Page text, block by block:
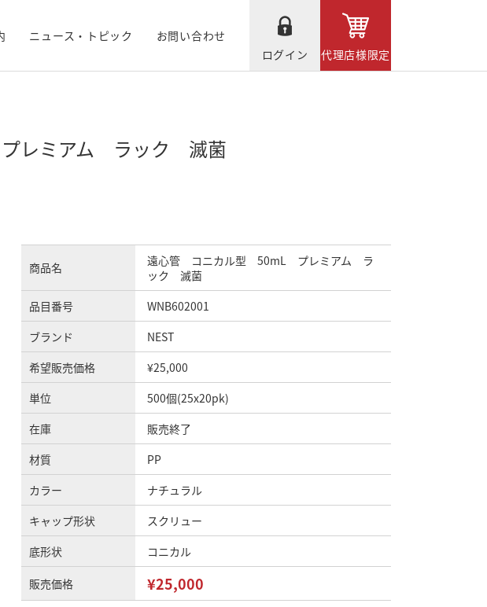
ニュース・トピック
お問い合わせ
ログイン
代理店様限定
レミアム ラック 滅菌
商品名
遠心管 コニカル型 50mL プレミアム ラ
ック 滅菌
品目番号
WNB602001
ブランド
NEST
希望販売価格
¥25,000
単位
500個(25x20pk)
在庫
販売終了
材質
PP
カラー
ナチュラル
キャップ形状
スクリュー
底形状
コニカル
販売価格 ¥25,000